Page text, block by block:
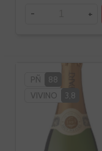
- +
PÑ
88
VIVINO
3,8